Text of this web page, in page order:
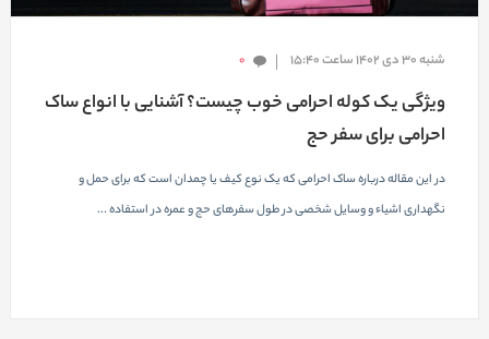
شنبه 30 دی 1402 ساعت 15:40 0
ویژگی یک کوله احرامی خوب چیست؟ آشنایی با انواع ساک
احرامی برای سفر حج
در این مقاله درباره ساک احرامی که یک نوع کیف یا چمدان است که برای حمل و
نگهداری اشیاء و وسایل شخصی در طول سفرهای حج و عمره در استفاده ...